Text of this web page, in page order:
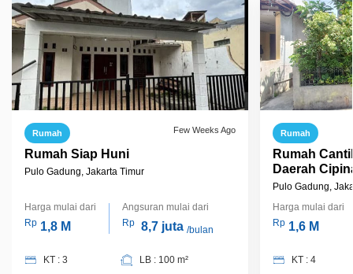
Rumah Few Weeks Ago
Rumah Siap Huni
Pulo Gadung, Jakarta Timur
Harga mulai dari
Rp 1,8 M
Angsuran mulai dari
Rp 8,7 juta /bulan
KT : 3
LB : 100 m²
Rumah
Rumah
Daerah
Pulo Gadung,
Harga mulai dari
Rp 1,6 M
KT : 4